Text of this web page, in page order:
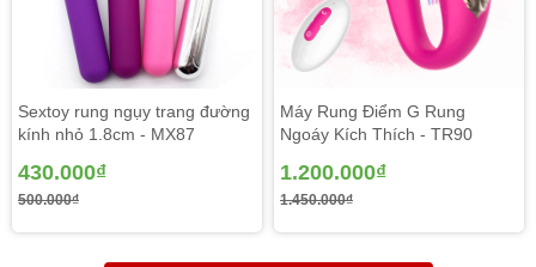
trường của cả 2 phần bổ sung phần tăng hưng phấn và
độc đáo.
Sextoy rung ngụy trang đường
kính nhỏ 1.8cm - MX87
430.000₫
500.000₫
Máy Rung Điểm G Rung
Ngoáy Kích Thích - TR90
1.200.000₫
1.450.000₫